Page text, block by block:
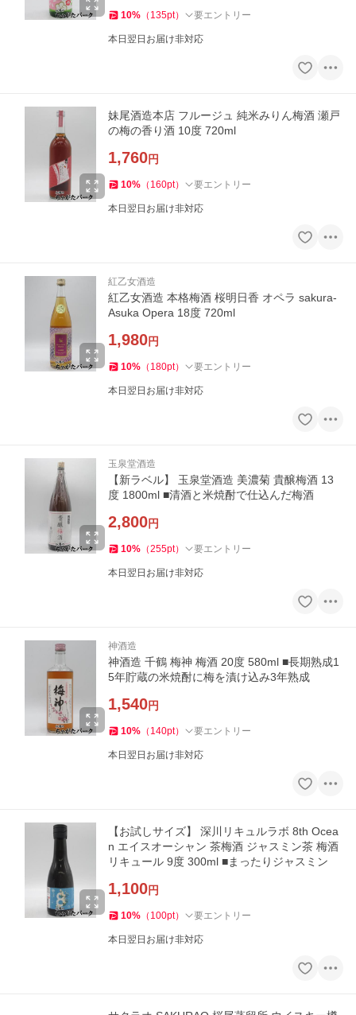
10% （ 135pt） 要エントリー
本日翌日お届け非対応
妹尾酒造本店 フルージュ 純米みりん梅酒 瀬戸
の梅の香り酒 10度 720ml
1,760円
10% （ 160pt） 要エントリー
本日翌日お届け非対応
紅乙女酒造
紅乙女酒造 本格梅酒 桜明日香 オペラ sakura-
Asuka Opera 18度 720ml
1,980円
10% （ 180pt） 要エントリー
本日翌日お届け非対応
玉泉堂酒造
【新ラベル】 玉泉堂酒造 美濃菊 貴醸梅酒 13
度 1800ml ■清酒と米焼酎で仕込んだ梅酒
2,800円
10% （255pt） 要エントリー
本日翌日お届け非対応
神酒造
神酒造 千鶴 梅神 梅酒 20度 580ml ■長期熟成1
5年貯蔵の米焼酎に梅を漬け込み3年熟成
1,540円
10% （ 140pt） 要エントリー
本日翌日お届け非対応
【お試しサイズ】 深川リキュルラボ 8th Ocea
n エイスオーシャン 茶梅酒 ジャスミン茶 梅酒
リキュール 9度 300ml ■まったりジャスミン
1,100円
10% （ 100pt） 要エントリー
本日翌日お届け非対応